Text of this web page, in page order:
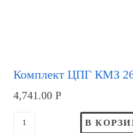
Комплект ЦПГ КМЗ
4,741.00Р
В